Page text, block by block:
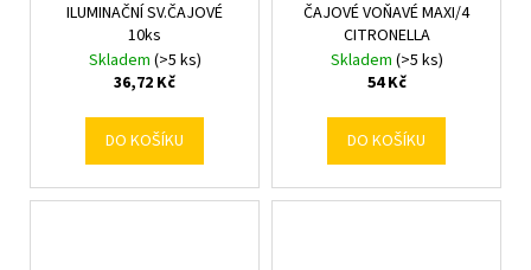
ILUMINAČNÍ SV.ČAJOVÉ
10ks
Skladem (>5 ks)
36,72 Kč
DO KOŠÍKU
ČAJOVÉ VOŇAVÉ MAXI/4
CITRONELLA
Skladem (>5 ks)
54 Kč
DO KOŠÍKU